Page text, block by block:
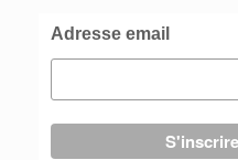
Adresse email